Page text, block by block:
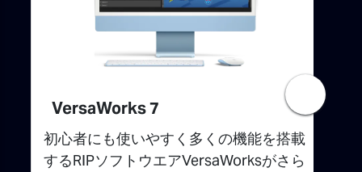
VersaWorks 7
初心者にも使いやすく多くの機能を搭載
するRIPソフトウエアVersaWorksがさら